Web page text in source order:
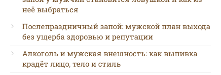
неё выбраться
Послепраздничный запой: мужской план выхода
без ущерба здоровью и репутации
Алкоголь и мужская внешность: как выпивка
крадёт лицо, тело и стиль